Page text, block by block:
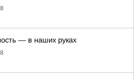
— в наших руках